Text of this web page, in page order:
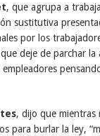
, que agrupa a
sustitutiva
por los
deje de parchar la
, dijo que mientras
para burlar la ley,